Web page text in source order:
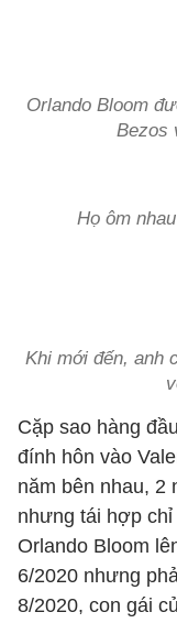
Orlando Bloom
Bezos
Họ ôm
Khi mới đến, anh
Cặp sao hàng
đính hôn vào
năm bên nhau, 2
nhưng tái hợp
Orlando Bloom
6/2020 nhưng
8/2020, con gái